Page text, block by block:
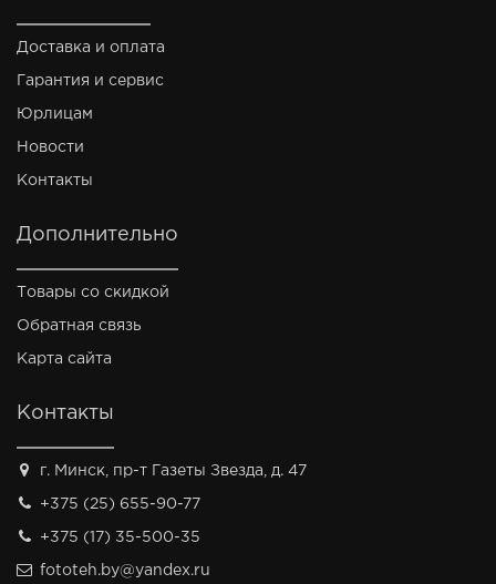
Доставка и оплата
Гарантия и сервис
Юрлицам
Новости
Контакты
Дополнительно
Товары со скидкой
Обратная связь
Карта сайта
Контакты
г. Минск, пр-т Газеты Звезда, д. 47
+375 (25) 655-90-77
+375 (17) 35-500-35
fototeh.by@yandex.ru